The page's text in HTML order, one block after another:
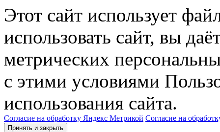
Этот сайт использует
использовать сайт, вы
метрических
с этими условиями
использования сайта.
Согласие на обработку Яндекс Метрикой Согласие на
Принять и закрыть